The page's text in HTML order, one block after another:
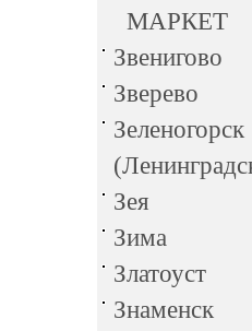
МАРКЕТ
Звенигово
Зверево
Зеленогорск
Зея
Зима
Златоуст
Знаменск